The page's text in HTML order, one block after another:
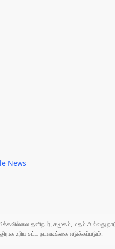
News
சமூகம், மதம் அல்லது
உரிய சட்ட நடவடிக்கை எடுக்கப்படும்.